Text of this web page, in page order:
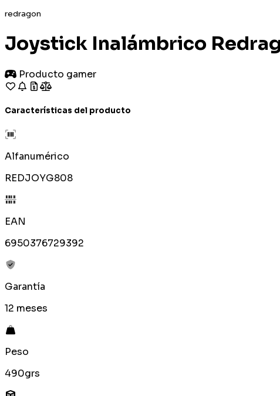
redragon
Joystick Inalámbrico
Producto gamer
Características del producto
Alfanumérico
REDJOYG808
EAN
6950376729392
Garantía
12 meses
Peso
490grs